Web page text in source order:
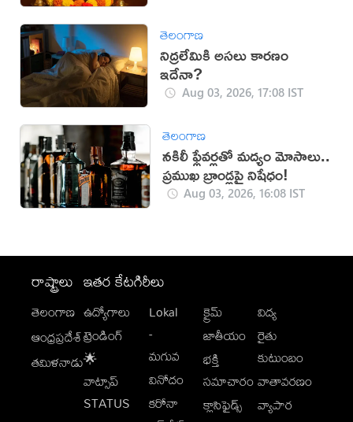
తెలంగాణ
నిద్రలేమికి అసలు కారణం
ఇదేనా?
Aug 03, 2026, 17:08 IST
తెలంగాణ
నకిలీ ఫ్లేవర్లతో మద్యం మోసాలు..
ప్రముఖ బ్రాండ్లపై నిషేధం!
Aug 03, 2026, 16:08 IST
రాష్ట్రాలు
తెలంగాణ
ఆంధ్రప్రదేశ్
తమిళనాడు
ఇతర కేటగిరీలు
ఉద్యోగాలు
ట్రెండింగ్
🌟
వాట్సాప్
STATUS
Lokal
-
మగువ
వినోదం
కరోనా
క్రైమ్
జాతీయం
భక్తి
సమాచారం
క్లాసిఫైడ్స్
విద్య
రైతు
కుటుంబం
వాతావరణం
వ్యాపార